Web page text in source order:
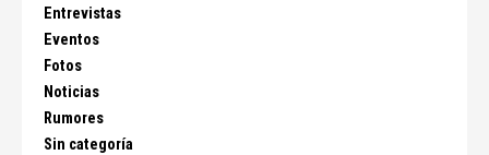
Entrevistas
Eventos
Fotos
Noticias
Rumores
Sin categoría